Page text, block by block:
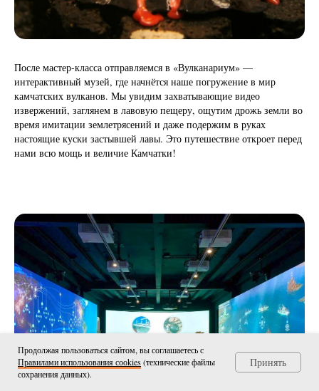
После мастер‑класса отправляемся в «Вулканариум» —
интерактивный музей, где начнётся наше погружение в мир
камчатских вулканов. Мы увидим захватывающие видео
извержений, заглянем в лавовую пещеру, ощутим дрожь земли во
время имитации землетрясений и даже подержим в руках
настоящие куски застывшей лавы. Это путешествие откроет перед
нами всю мощь и величие Камчатки!
Продолжая пользоваться сайтом, вы соглашаетесь с
Правилами использования сооkies(технические файлы
сохранения данных).
Принять